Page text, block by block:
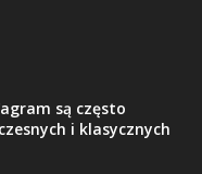
są często
i klasycznych